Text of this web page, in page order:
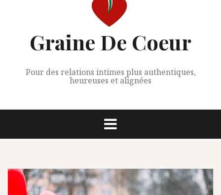
Graine De Coeur
Pour des relations intimes plus authentiques,
heureuses et alignées